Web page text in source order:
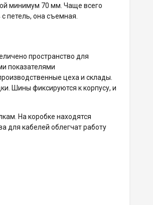
минимум 70 мм. Чаще всего
петель, она съемная.
пространство для
показателями
цеха и склады.
Шины фиксируются к корпусу, и
На коробке находятся
для кабелей облегчат работу